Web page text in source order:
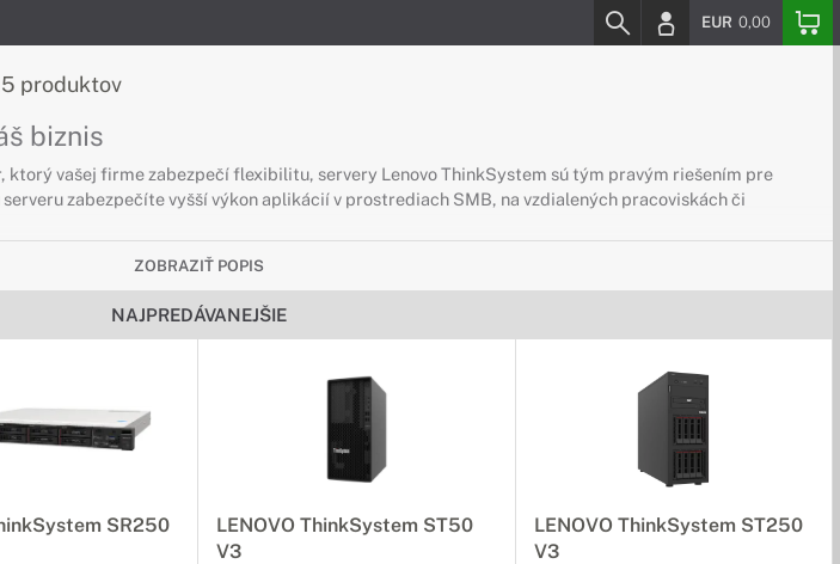
EUR 0,00
produktov
biznis
ktorý vašej firme zabezpečí flexibilitu, servery Lenovo ThinkSystem sú tým pravým riešením pre
zabezpečíte vyšší výkon aplikácií v prostrediach SMB, na vzdialených pracoviskách či
kanceláriu, servery Lenovo ThinkSystem Tower sú tou pravou voľbou pre vaše podnikanie.
riešenie do rackovej skrine, servery Lenovo ThinkSystem Rack sú tým pravým riešením pre vaše
ZOBRAZIŤ POPIS
NAJPREDÁVANEJŠIE
SR250
LENOVO ThinkSystem ST50
V3
LENOVO ThinkSystem ST250
V3